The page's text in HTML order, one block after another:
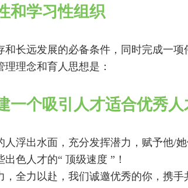
和学习性组织
和长远发展的必备条件，同时完成一项
理理念和育人思想是：
一个吸引人才适合优秀
人浮出水面，充分发挥潜力，赋予他/
色人才的“ 顶级速度 ”！
，全力以赴，我们诚邀优秀的你，携手